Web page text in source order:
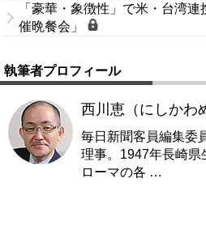
「豪華・象徴性」で米・台湾
催晩餐会」
執筆者プロフィール
西川恵（にしかわ
毎日新聞客員編集委
理事。1947年長崎県
ローマの各 …